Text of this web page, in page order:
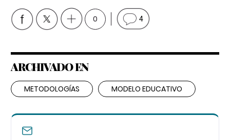
0 4
ARCHIVADO EN
METODOLOGÍAS MODELO EDUCATIVO